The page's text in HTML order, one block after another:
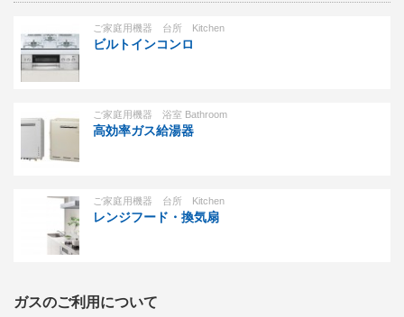
ご家庭用機器 台所 Kitchen
ビルトインコンロ
ご家庭用機器 浴室 Bathroom
高効率ガス給湯器
ご家庭用機器 台所 Kitchen
レンジフード・換気扇
ガスのご利用について